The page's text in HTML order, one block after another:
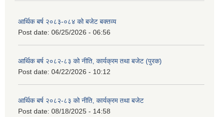
आर्थिक बर्ष २०८३-०८४ को बजेट बक्तव्य
Post date: 06/25/2026 - 06:56
आर्थिक बर्ष २०८२-८३ को नीति, कार्यक्रम तथा बजेट (पुरक)
Post date: 04/22/2026 - 10:12
आर्थिक बर्ष २०८२-८३ को नीति, कार्यक्रम तथा बजेट
Post date: 08/18/2025 - 14:58